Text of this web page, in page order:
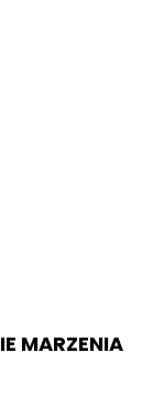
MARZENIA